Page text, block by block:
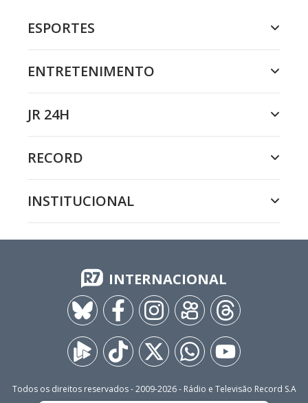
ESPORTES
ENTRETENIMENTO
JR 24H
RECORD
INSTITUCIONAL
INTERNACIONAL
Todos os direitos reservados - 2009-2026- Rádio e Televisão Record S.A